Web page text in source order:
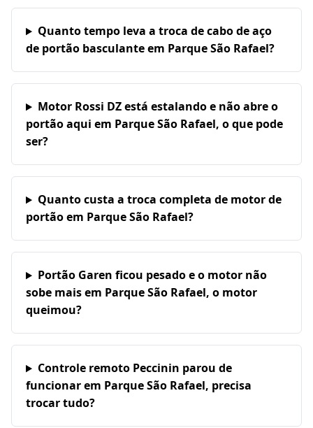
Quanto tempo leva a troca de cabo de aço
de portão basculante em Parque São Rafael?
Motor Rossi DZ está estalando e não abre o
portão aqui em Parque São Rafael, o que pode
ser?
Quanto custa a troca completa de motor de
portão em Parque São Rafael?
Portão Garen ficou pesado e o motor não
sobe mais em Parque São Rafael, o motor
queimou?
Controle remoto Peccinin parou de
funcionar em Parque São Rafael, precisa
trocar tudo?